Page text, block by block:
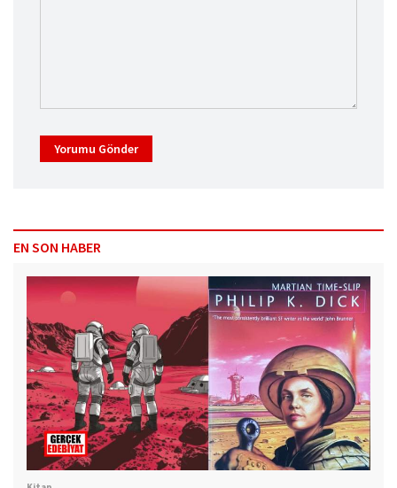
Yorumu Gönder
EN SON HABER